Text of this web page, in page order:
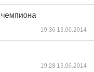
19:36 13.06.2014
19:28 13.06.2014